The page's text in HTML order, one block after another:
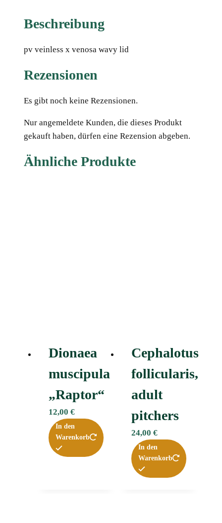
cm
Beschreibung
pv veinless x venosa wavy lidﾠ
Rezensionen
Es gibt noch keine Rezensionen.
Nur angemeldete Kunden, die dieses Produkt
gekauft haben, dürfen eine Rezension abgeben.
Ähnliche Produkte
Dionaea
muscipula
„Raptor“
12,00 €
In den
Warenkorb
Cephalotus
follicularis,
adult
pitchers
24,00 €
In den
Warenkorb